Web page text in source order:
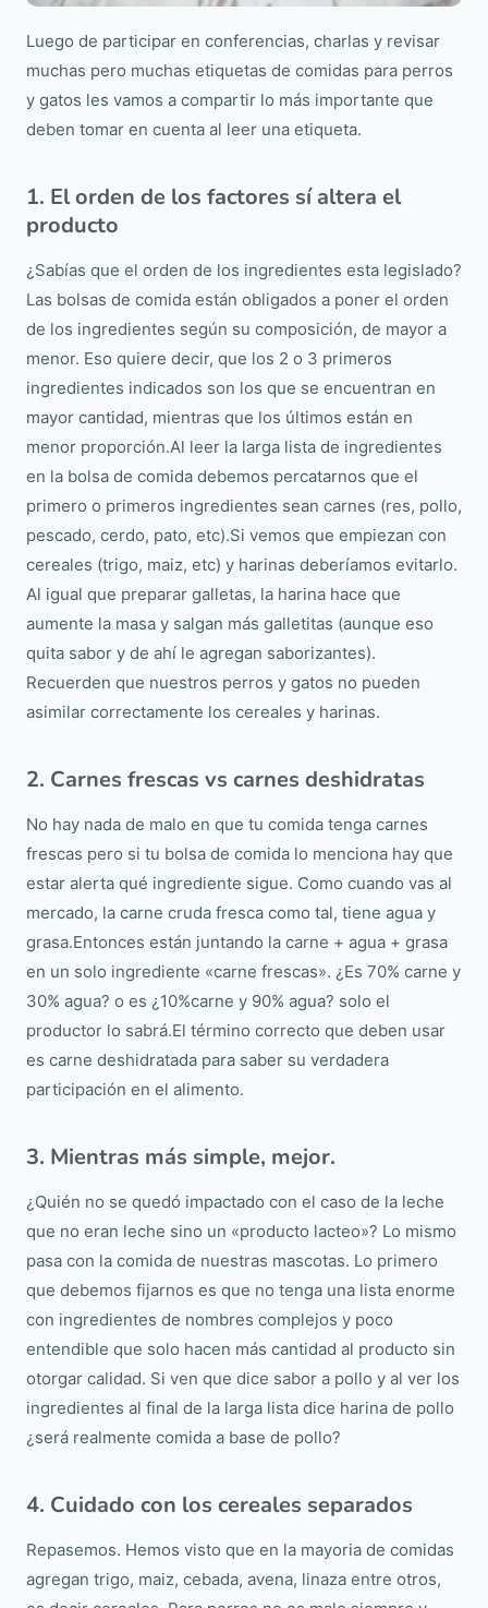
Luego de participar en conferencias, charlas y revisar
muchas pero muchas etiquetas de comidas para perros
y gatos les vamos a compartir lo más importante que
deben tomar en cuenta al leer una etiqueta.
1. El orden de los factores sí altera el
producto
¿Sabías que el orden de los ingredientes esta legislado?
Las bolsas de comida están obligados a poner el orden
de los ingredientes según su composición, de mayor a
menor. Eso quiere decir, que los 2 o 3 primeros
ingredientes indicados son los que se encuentran en
mayor cantidad, mientras que los últimos están en
menor proporción.Al leer la larga lista de ingredientes
en la bolsa de comida debemos percatarnos que el
primero o primeros ingredientes sean carnes (res, pollo,
pescado, cerdo, pato, etc).Si vemos que empiezan con
cereales (trigo, maiz, etc) y harinas deberíamos evitarlo.
Al igual que preparar galletas, la harina hace que
aumente la masa y salgan más galletitas (aunque eso
quita sabor y de ahí le agregan saborizantes).
Recuerden que nuestros perros y gatos no pueden
asimilar correctamente los cereales y harinas.
2. Carnes frescas vs carnes deshidratas
No hay nada de malo en que tu comida tenga carnes
frescas pero si tu bolsa de comida lo menciona hay que
estar alerta qué ingrediente sigue. Como cuando vas al
mercado, la carne cruda fresca como tal, tiene agua y
grasa.Entonces están juntando la carne + agua + grasa
en un solo ingrediente «carne frescas». ¿Es 70% carne y
30% agua? o es ¿10%carne y 90% agua? solo el
productor lo sabrá.El término correcto que deben usar
es carne deshidratada para saber su verdadera
participación en el alimento.
3. Mientras más simple, mejor.
¿Quién no se quedó impactado con el caso de la leche
que no eran leche sino un «producto lacteo»? Lo mismo
pasa con la comida de nuestras mascotas. Lo primero
que debemos fijarnos es que no tenga una lista enorme
con ingredientes de nombres complejos y poco
entendible que solo hacen más cantidad al producto sin
otorgar calidad. Si ven que dice sabor a pollo y al ver los
ingredientes al final de la larga lista dice harina de pollo
¿será realmente comida a base de pollo?
4. Cuidado con los cereales separados
Repasemos. Hemos visto que en la mayoria de comidas
agregan trigo, maiz, cebada, avena, linaza entre otros,